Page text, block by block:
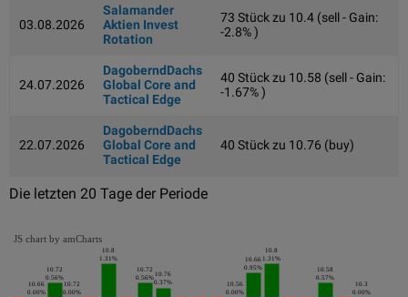
03.08.2026
Salamander
Aktien Invest
Rotation
73 Stück zu 10.4 (sell - Gain:
-2.8% )
24.07.2026
DagoberndDachs
Global Core and
Tactical Edge
40 Stück zu 10.58 (sell - Gain:
-1.67% )
22.07.2026
DagoberndDachs
Global Core and
Tactical Edge
40 Stück zu 10.76 (buy)
Die letzten 20 Tage der Periode
10.66
0.00%
10.72
0.56%
10.72
0.00%
10.8
1.31%
10.72
0.56% 10.76
0.37%
10.56
0.00%
10.66
0.95%
10.8
1.31%
10.58
0.57%
10.3
0.00%
JS chart by amCharts